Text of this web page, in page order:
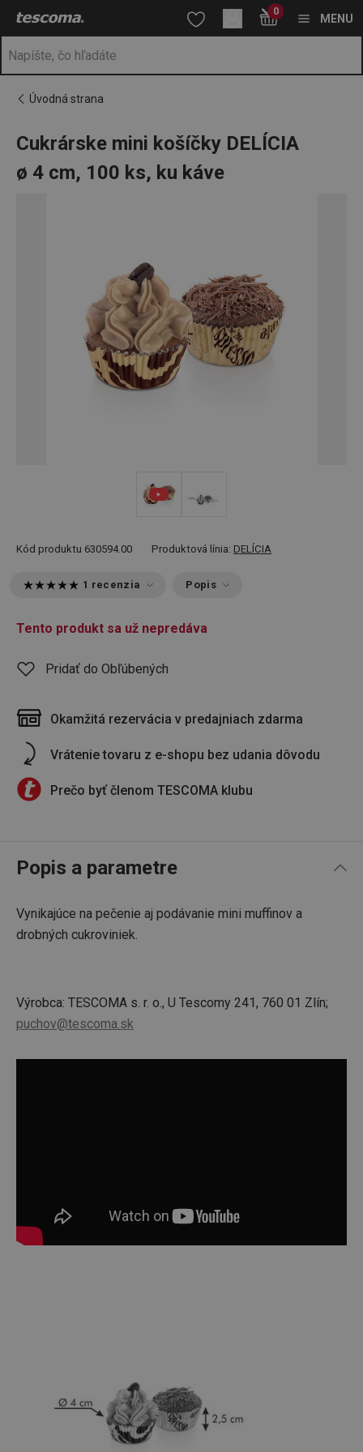
Nachádzate sa na stránke Cukrárske mini košíčky DELÍCIA ø 4
Prejsť na hlavný obsah
Prejsť na vyhľadávanie
Prejsť na navigáciu 0
MENU
Úvodná strana
Cukrárske mini košíčky DELÍCIA
ø 4 cm, 100 ks, ku káve
Kód produktu 630594.00 Produktová línia: DELÍCIA
1 recenzia Popis
Tento produkt sa už nepredáva
Pridať do Obľúbených
Okamžitá rezervácia v predajniach zdarma
Vrátenie tovaru z e-shopu bez udania dôvodu
Prečo byť členom TESCOMA klubu
Popis a parametre
Vynikajúce na pečenie aj podávanie mini muffinov a
drobných cukroviniek.
Výrobca: TESCOMA s. r. o., U Tescomy 241, 760 01 Zlín;
puchov@tescoma.sk